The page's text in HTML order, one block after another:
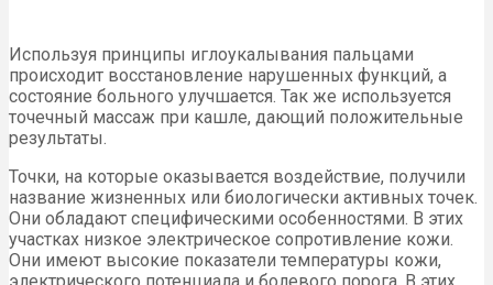
Используя принципы иглоукалывания пальцами
происходит восстановление нарушенных функций, а
состояние больного улучшается. Так же используется
точечный массаж при кашле, дающий положительные
результаты.
Точки, на которые оказывается воздействие, получили
название жизненных или биологически активных точек.
Они обладают специфическими особенностями. В этих
участках низкое электрическое сопротивление кожи.
Они имеют высокие показатели температуры кожи,
электрического потенциала и болевого порога. В этих